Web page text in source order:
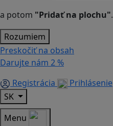
a potom "Pridať na plochu".
Rozumiem
Preskočiť na obsah
Darujte nám 2 %
Registrácia
Prihlásenie
SK
Menu